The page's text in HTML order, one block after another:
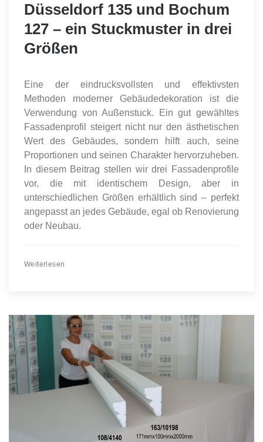
Düsseldorf 135 und Bochum
127 – ein Stuckmuster in drei
Größen
Eine der eindrucksvollsten und effektivsten
Methoden moderner Gebäudedekoration ist die
Verwendung von Außenstuck. Ein gut gewähltes
Fassadenprofil steigert nicht nur den ästhetischen
Wert des Gebäudes, sondern hilft auch, seine
Proportionen und seinen Charakter hervorzuheben.
In diesem Beitrag stellen wir drei Fassadenprofile
vor, die mit identischem Design, aber in
unterschiedlichen Größen erhältlich sind – perfekt
angepasst an jedes Gebäude, egal ob Renovierung
oder Neubau.
Weiterlesen